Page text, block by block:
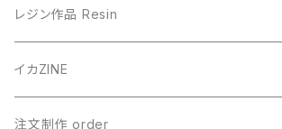
レジン作品 Resin
イカZINE
注文制作 order